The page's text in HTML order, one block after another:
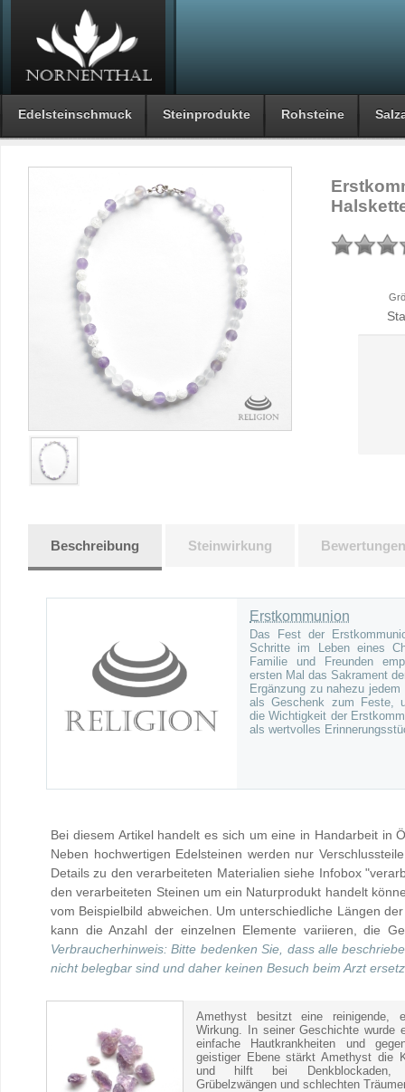
Edelsteinschmuck Steinprodukte Rohsteine
Beschreibung Steinwirkung Bewertungen
Erstkommunion
Das Fest der
Schritte im Leben eines
Familie und Freunden
ersten Mal das Sakrament
Ergänzung zu nahezu
als Geschenk zum Feste,
die Wichtigkeit der
als wertvolles
Bei diesem Artikel handelt es sich um eine in Handarbeit in
Neben hochwertigen Edelsteinen werden nur
Details zu den verarbeiteten Materialien siehe Infobox
den verarbeiteten Steinen um ein Naturprodukt handelt
vom Beispielbild abweichen. Um unterschiedliche Längen
kann die Anzahl der einzelnen Elemente variieren, die
Verbraucherhinweis: Bitte bedenken Sie, dass alle
nicht belegbar sind und daher keinen Besuch beim Arzt
Amethyst besitzt eine reinigende,
Wirkung. In seiner Geschichte wurde
einfache Hautkrankheiten und
geistiger Ebene stärkt Amethyst die
und hilft bei Denkblockaden,
Grübelzwängen und schlechten